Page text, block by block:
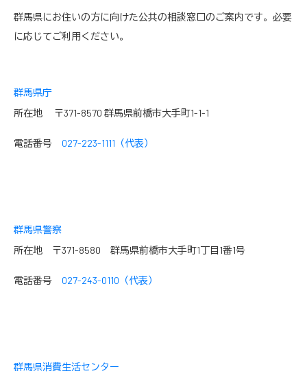
群馬県にお住いの方に向けた公共の相談窓口のご案内です。必要
に応じてご利用ください。
群馬県庁
所在地 〒371-8570 群馬県前橋市大手町1-1-1
電話番号 027-223-1111（代表）
群馬県警察
所在地 〒371-8580 群馬県前橋市大手町1丁目1番1号
電話番号 027-243-0110（代表）
群馬県消費生活センター